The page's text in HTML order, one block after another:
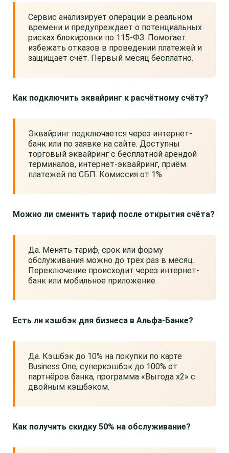
Сервис анализирует операции в реальном
времени и предупреждает о потенциальных
рисках блокировки по 115-ФЗ. Помогает
избежать отказов в проведении платежей и
защищает счёт. Первый месяц бесплатно.
Как подключить эквайринг к расчётному счёту?
Эквайринг подключается через интернет-
банк или по заявке на сайте. Доступны
торговый эквайринг с бесплатной арендой
терминалов, интернет-эквайринг, приём
платежей по СБП. Комиссия от 1%.
Можно ли сменить тариф после открытия счёта?
Да. Менять тариф, срок или форму
обслуживания можно до трёх раз в месяц.
Переключение происходит через интернет-
банк или мобильное приложение.
Есть ли кэшбэк для бизнеса в Альфа-Банке?
Да. Кэшбэк до 10% на покупки по карте
Business One, суперкэшбэк до 100% от
партнёров банка, программа «Выгода x2» с
двойным кэшбэком.
Как получить скидку 50% на обслуживание?